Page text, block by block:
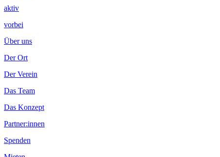
aktiv
vorbei
Über uns
Der Ort
Der Verein
Das Team
Das Konzept
Partner:innen
Spenden